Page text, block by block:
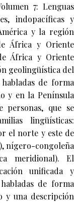
7: Lenguas
indopacíficas y
y la región
África y Oriente
África y Oriente
geolingüística del
de forma
y en la Península
personas, que se
lingüísticas:
el norte y este de
nígero-congoleña
meridional). El
unificada y
de forma
y una descripción